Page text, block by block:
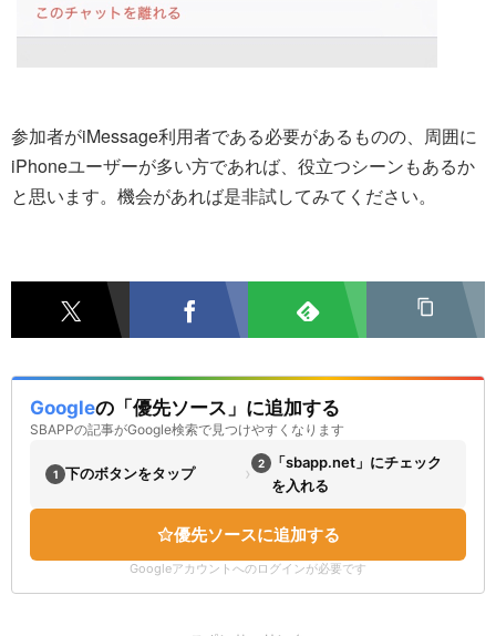
参加者がiMessage利用者である必要があるものの、周囲に
iPhoneユーザーが多い方であれば、役立つシーンもあるか
と思います。機会があれば是非試してみてください。
Googleの「優先ソース」に追加する
SBAPPの記事がGoogle検索で見つけやすくなります
1 下のボタンをタップ › 2
「sbapp.net」にチェック
を入れる
優先ソースに追加する
Googleアカウントへのログインが必要です